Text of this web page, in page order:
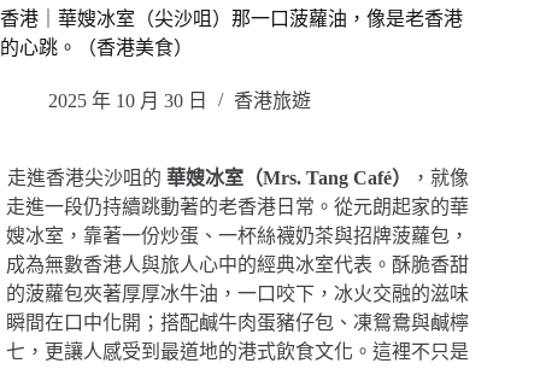
香港｜華嫂冰室（尖沙咀）那一口菠蘿油，像是老香港
的心跳。（香港美食）
2025 年 10 月 30 日 香港旅遊
走進香港尖沙咀的 華嫂冰室（Mrs. Tang Café）
，就像
走進一段仍持續跳動著的老香港日常。從元朗起家的華
嫂冰室，靠著一份炒蛋、一杯絲襪奶茶與招牌菠蘿包，
成為無數香港人與旅人心中的經典冰室代表。酥脆香甜
的菠蘿包夾著厚厚冰牛油，一口咬下，冰火交融的滋味
瞬間在口中化開；搭配鹹牛肉蛋豬仔包、凍鴛鴦與鹹檸
七，更讓人感受到最道地的港式飲食文化。這裡不只是